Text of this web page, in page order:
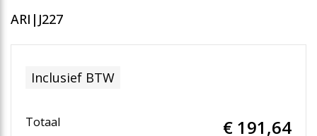
ARI|J227
Inclusief BTW
Totaal € 191,64